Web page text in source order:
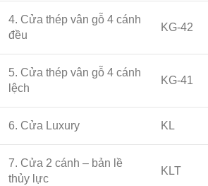
4. Cửa thép vân gỗ 4 cánh
đều
KG-42
5. Cửa thép vân gỗ 4 cánh
lệch
KG-41
6. Cửa Luxury KL
7. Cửa 2 cánh – bản lề
thủy lực
KLT